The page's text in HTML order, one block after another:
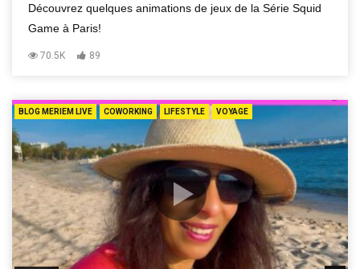
Découvrez quelques animations de jeux de la Série Squid
Game à Paris!
70.5K 89
BLOG MERIEM LIVE COWORKING LIFESTYLE VOYAGE